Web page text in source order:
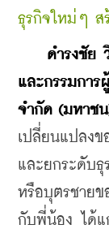
ธุรกิจใหม่ๆ ส
ดำรงชัย วิ
และกรรมกา
จำกัด (มหาช
เปลี่ยนแปลงข
และยกระดับธุ
หรือบุตรชาย
กับพี่น้อง ได้